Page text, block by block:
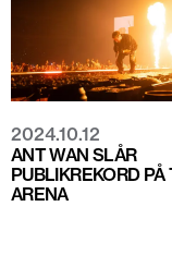
2024.10.12
ANT WAN SLÅR
PUBLIKREKORD PÅ
ARENA